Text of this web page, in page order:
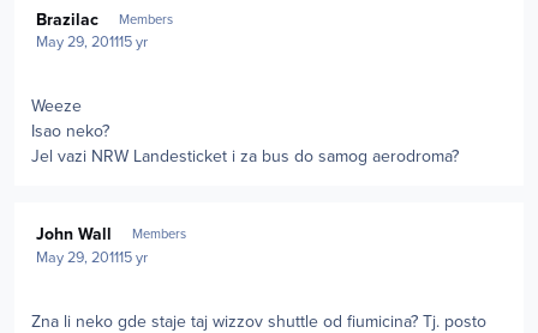
Brazilac Members
May 29, 201115 yr
Weeze
Isao neko?
Jel vazi NRW Landesticket i za bus do samog aerodroma?
John Wall Members
May 29, 201115 yr
Zna li neko gde staje taj wizzov shuttle od fiumicina? Tj. posto